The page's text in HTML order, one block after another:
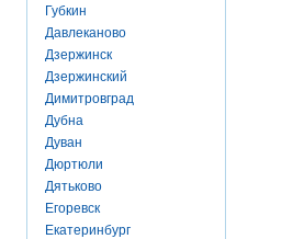
Губкин
Давлеканово
Дзержинск
Дзержинский
Димитровград
Дубна
Дуван
Дюртюли
Дятьково
Егоревск
Екатеринбург